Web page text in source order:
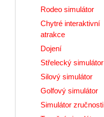
Rodeo simulátor
Chytré interaktivní
atrakce
Dojení
Střelecký simulátor
Silový simulátor
Golfový simulátor
Simulátor zručnosti